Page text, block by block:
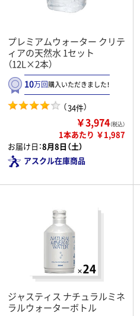
プレミアムウォーター クリテ
ィアの天然水 1セット
（12L×2本）
10万回購入いただきました！
（34件）
￥3,974（税込）
1本あたり ￥1,987
お届け日：8月8日（土）
アスクル在庫商品
ジャスティス ナチュラルミネ
ラルウォーターボトル